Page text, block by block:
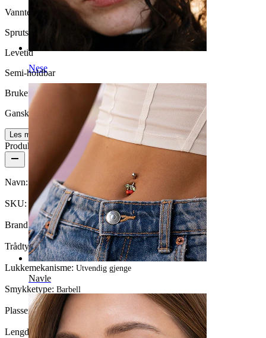
Nese
Navle
Vanntett
Sprutsikker
Levetid
Semi-holdbar
Brukervennlighet
Ganske enkelt
Les mer
Produktdetaljer
Navn: Navlepiercing med stener og kjeder
SKU: Belly-539
Brand:Bodymod Trend
Trådtykkelse:1,6 mm
Lukkemekanisme: Utvendig gjenge
Smykketype: Barbell
Plassering:Navle
Lengde: 10 mm